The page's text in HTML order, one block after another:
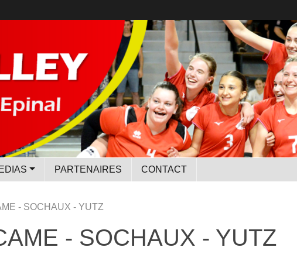
PARTENAIRES CONTACT
- SOCHAUX - YUTZ
- SOCHAUX - YUTZ